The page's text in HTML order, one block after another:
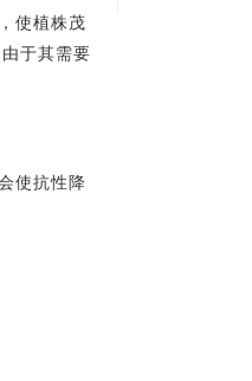
使植株茂
于其需要
使抗性降